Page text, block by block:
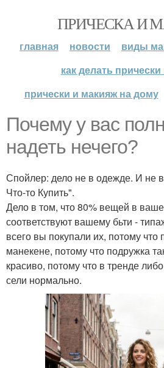
ПРИЧЕСКА И
главная новости
виды
как делать
прически и макияж на дому
Почему у вас
надеть нечего?
Спойлер: дело не в одежде. И не
Что-то Купить".
Дело в том, что 80% вещей в
соответствуют вашему бьти -
всего вы покупали их, потому что
манекене, потому что подружка
красиво, потому что в тренде
сели нормально.